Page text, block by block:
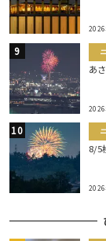
2026
あ
2026
8/5
2026